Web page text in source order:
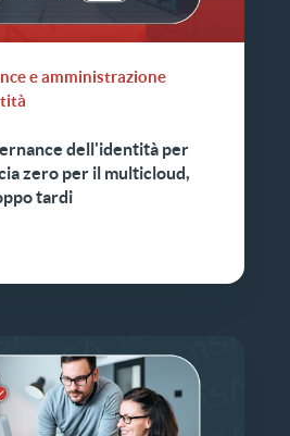
e amministrazione
dell'identità per
zero per il multicloud,
tardi